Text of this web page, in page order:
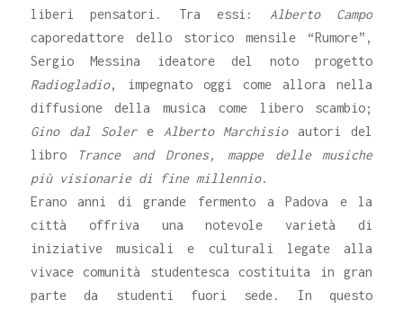
liberi pensatori. Tra essi: Alberto Campo
caporedattore dello storico mensile “Rumore”,
Sergio Messina ideatore del noto progetto
Radiogladio, impegnato oggi come allora nella
diffusione della musica come libero scambio;
Gino dal Solere Alberto Marchisioautori del
libro
Trance and Drones, mappe delle musiche
più visionarie di fine millennio.
Erano anni di grande fermento a Padova e la
città offriva una notevole varietà di
iniziative musicali e culturali legate alla
vivace comunità studentesca costituita in gran
parte da studenti fuori sede. In questo